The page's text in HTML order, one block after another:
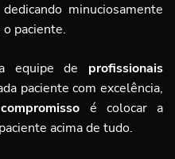
minuciosamente
paciente.
equipe de profissionais
paciente com excelência,
é colocar a
acima de tudo.